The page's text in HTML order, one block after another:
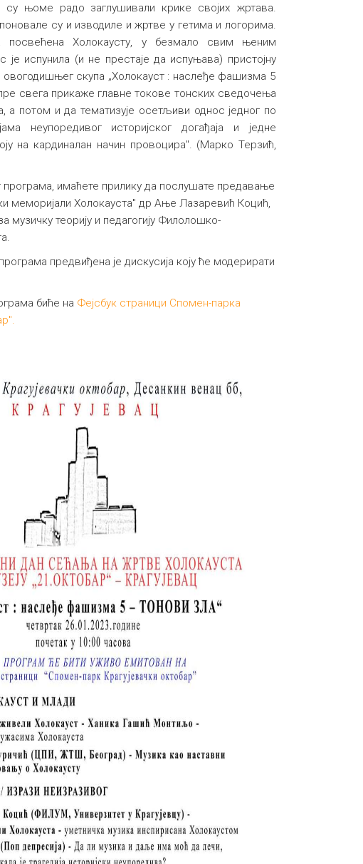
су њоме радо заглушивали крике својих жртава.
су и изводиле и жртве у гетима и логорима.
посвећена Холокаусту, у безмало свим њеним
испунила (и не престаје да испуњава) пристојну
овогодишњег скупа „Холокауст : наслеђе фашизма 5
свега прикаже главне токове тонских сведочења
а потом и да тематизује осетљиви однос једног по
неупоредивог историјског догађаја и једне
на кардиналан начин провоцира". (Марко Терзић,
програма, имаћете прилику да послушате предавање
меморијали Холокауста" др Ање Лазаревић Коцић,
музичку теорију и педагогију Филолошко-
предвиђена је дискусија коју ће модерирати
биће на Фејсбук страници Спомен-парка